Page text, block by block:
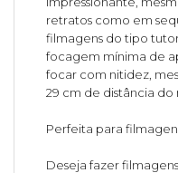
retratos como em
filmagens do tipo
focagem mínima de
focar com nitidez,
29 cm de distância do
Perfeita para
Deseja fazer